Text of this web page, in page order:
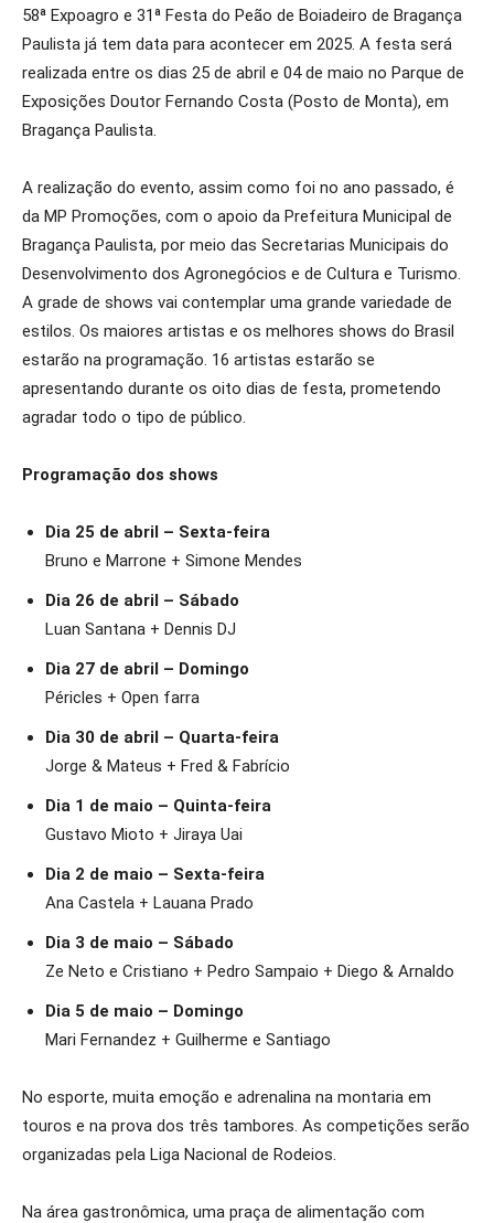
58ª Expoagro e 31ª Festa do Peão de Boiadeiro de Bragança
Paulista já tem data para acontecer em 2025. A festa será
realizada entre os dias 25 de abril e 04 de maio no Parque de
Exposições Doutor Fernando Costa (Posto de Monta), em
Bragança Paulista.
A realização do evento, assim como foi no ano passado, é
da MP Promoções, com o apoio da Prefeitura Municipal de
Bragança Paulista, por meio das Secretarias Municipais do
Desenvolvimento dos Agronegócios e de Cultura e Turismo.
A grade de shows vai contemplar uma grande variedade de
estilos. Os maiores artistas e os melhores shows do Brasil
estarão na programação. 16 artistas estarão se
apresentando durante os oito dias de festa, prometendo
agradar todo o tipo de público.
Programação dos shows
Dia 25 de abril – Sexta-feira
Bruno e Marrone + Simone Mendes
Dia 26 de abril – Sábado
Luan Santana + Dennis DJ
Dia 27 de abril – Domingo
Péricles + Open farra
Dia 30 de abril – Quarta-feira
Jorge & Mateus + Fred & Fabrício
Dia 1 de maio – Quinta-feira
Gustavo Mioto + Jiraya Uai
Dia 2 de maio – Sexta-feira
Ana Castela + Lauana Prado
Dia 3 de maio – Sábado
Ze Neto e Cristiano + Pedro Sampaio + Diego & Arnaldo
Dia 5 de maio – Domingo
Mari Fernandez + Guilherme e Santiago
No esporte, muita emoção e adrenalina na montaria em
touros e na prova dos três tambores. As competições serão
organizadas pela Liga Nacional de Rodeios.
Na área gastronômica, uma praça de alimentação com